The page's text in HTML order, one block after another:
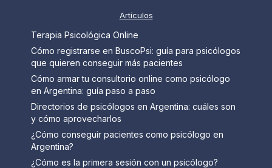
Artículos
Terapia Psicológica Online
Cómo registrarse en BuscoPsi: guía para psicólogos
que quieren conseguir más pacientes
Cómo armar tu consultorio online como psicólogo
en Argentina: guía paso a paso
Directorios de psicólogos en Argentina: cuáles son
y cómo aprovecharlos
¿Cómo conseguir pacientes como psicólogo en
Argentina?
¿Cómo es la primera sesión con un psicólogo?